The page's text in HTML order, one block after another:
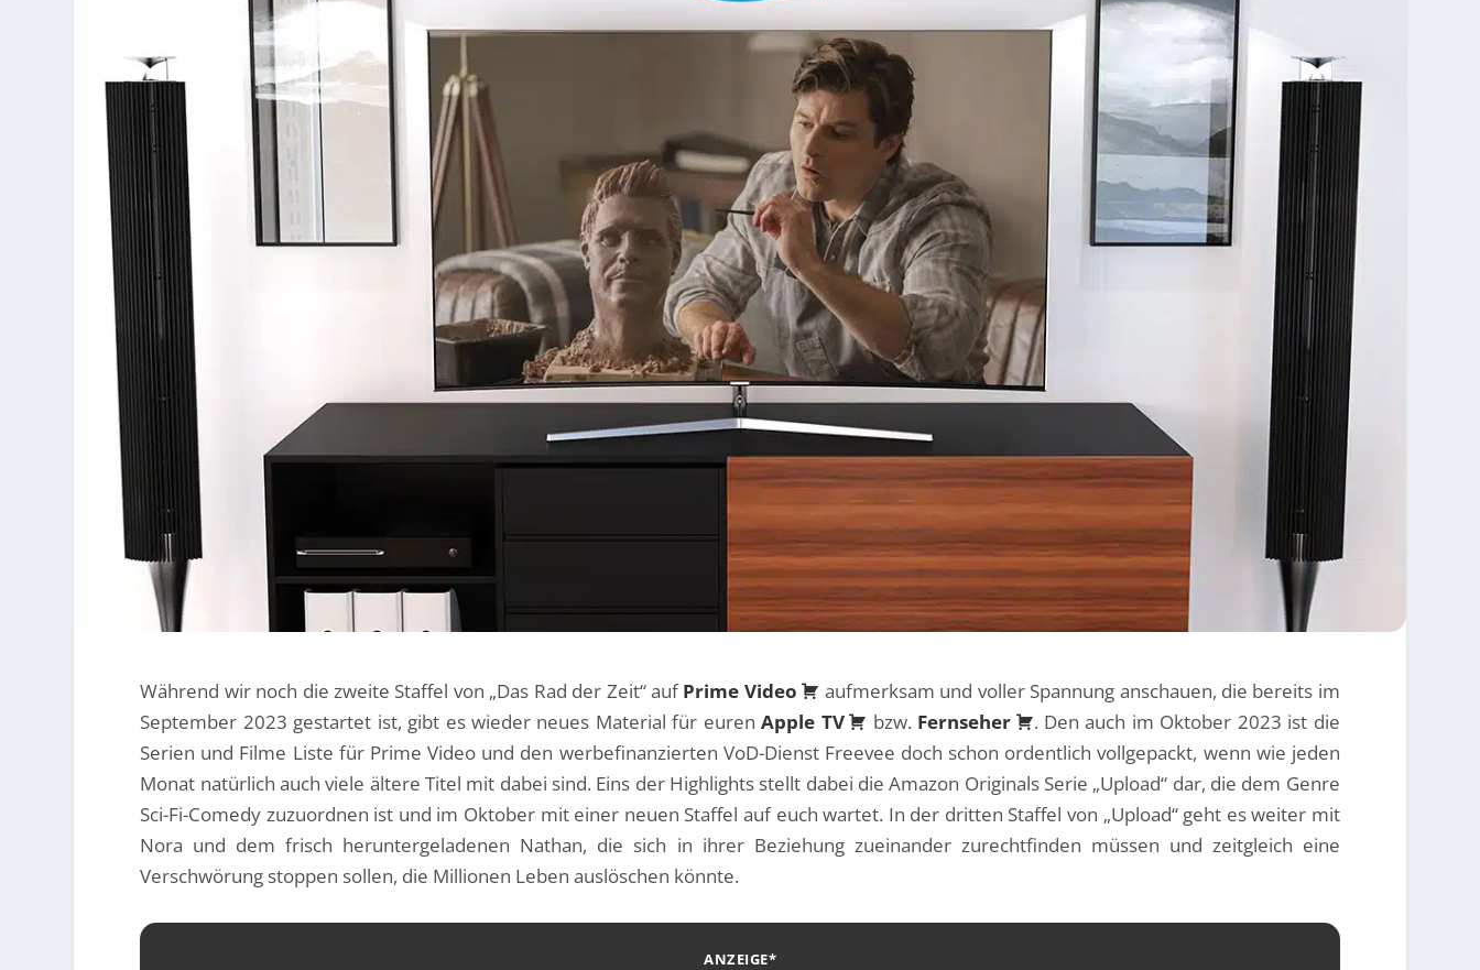
Während wir noch die zweite Staffel von „Das Rad der Zeit“ aufPrime Video
aufmerksam und voller Spannung anschauen, die bereits im
September 2023 gestartet ist, gibt es wieder neues Material für eurenApple TV bzw. Fernseher
. Den auch im Oktober 2023 ist die
Serien und Filme Liste für Prime Video und den werbefinanzierten VoD-Dienst Freevee doch schon ordentlich vollgepackt, wenn wie jeden
Monat natürlich auch viele ältere Titel mit dabei sind. Eins der Highlights stellt dabei die Amazon Originals Serie „Upload“ dar, die dem Genre
Sci-Fi-Comedy zuzuordnen ist und im Oktober mit einer neuen Staffel auf euch wartet. In der dritten Staffel von „Upload“ geht es weiter mit
Nora und dem frisch heruntergeladenen Nathan, die sich in ihrer Beziehung zueinander zurechtfinden müssen und zeitgleich eine
Verschwörung stoppen sollen, die Millionen Leben auslöschen könnte.
ANZEIGE*